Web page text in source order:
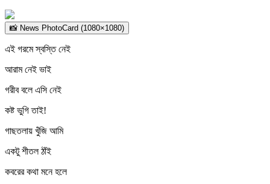
📸 News PhotoCard (1080×1080)
এই গরমে স্বস্তি নেই
আরাম নেই ভাই
গরীব বলে এসি নেই
কষ্ট ভুগি তাই!
গাছতলায় খুঁজি আমি
একটু শীতল ঠাঁই
কবরের কথা মনে হলে